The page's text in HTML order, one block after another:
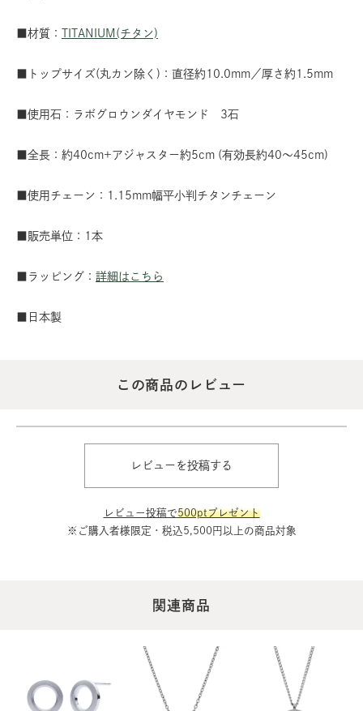
■材質： TITANIUM(チタン)
■トップサイズ(丸カン除く)：直径約10.0mm／厚さ約1.5mm
■使用石：ラボグロウンダイヤモンド 3石
■全長：約40cm+アジャスター約5cm (有効長約40～45cm)
■使用チェーン：1.15mm幅平小判チタンチェーン
■販売単位：1本
■ラッピング： 詳細はこちら
■日本製
この商品のレビュー
レビューを投稿する
レビュー投稿で500ptプレゼント
※ご購入者様限定・税込5,500円以上の商品対象
関連商品